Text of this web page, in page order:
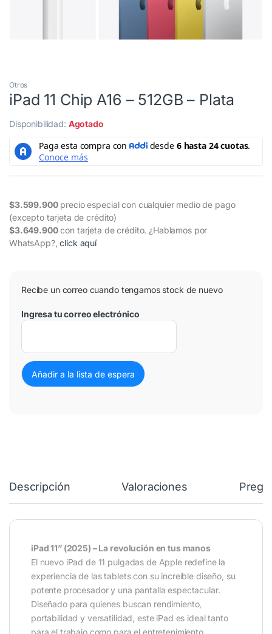
Otros
iPad 11 Chip A16 – 512GB – Plata
Disponibilidad: Agotado
$3.599.900precio especial con cualquier medio de pago
(excepto tarjeta de crédito)
$3.649.900con tarjeta de crédito. ¿Hablamos por
WhatsApp?,click aquí
Recibe un correo cuando tengamos stock de nuevo
Ingresa tu correo electrónico
Descripción Valoraciones
iPad 11” (2025) – La revolución en tus manos
El nuevo iPad de 11 pulgadas de Apple redefine la
experiencia de las tablets con su increíble diseño, su
potente procesador y una pantalla espectacular.
Diseñado para quienes buscan rendimiento,
portabilidad y versatilidad, este iPad es ideal tanto